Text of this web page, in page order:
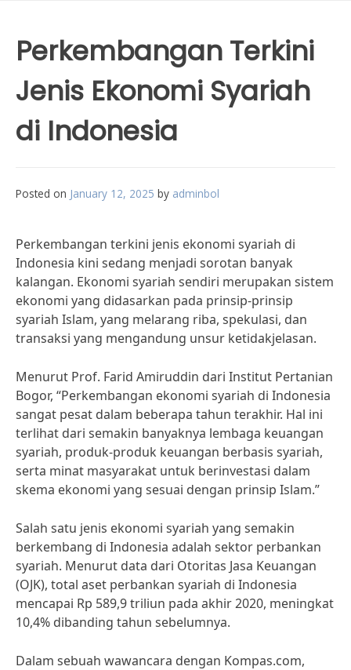
Perkembangan Terkini
Jenis Ekonomi Syariah
di Indonesia
Posted on January 12, 2025 by adminbol
Perkembangan terkini jenis ekonomi syariah di
Indonesia kini sedang menjadi sorotan banyak
kalangan. Ekonomi syariah sendiri merupakan sistem
ekonomi yang didasarkan pada prinsip-prinsip
syariah Islam, yang melarang riba, spekulasi, dan
transaksi yang mengandung unsur ketidakjelasan.
Menurut Prof. Farid Amiruddin dari Institut Pertanian
Bogor, “Perkembangan ekonomi syariah di Indonesia
sangat pesat dalam beberapa tahun terakhir. Hal ini
terlihat dari semakin banyaknya lembaga keuangan
syariah, produk-produk keuangan berbasis syariah,
serta minat masyarakat untuk berinvestasi dalam
skema ekonomi yang sesuai dengan prinsip Islam.”
Salah satu jenis ekonomi syariah yang semakin
berkembang di Indonesia adalah sektor perbankan
syariah. Menurut data dari Otoritas Jasa Keuangan
(OJK), total aset perbankan syariah di Indonesia
mencapai Rp 589,9 triliun pada akhir 2020, meningkat
10,4% dibanding tahun sebelumnya.
Dalam sebuah wawancara dengan Kompas.com,